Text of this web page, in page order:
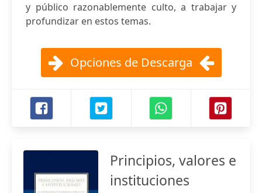
y público razonablemente culto, a trabajar y
profundizar en estos temas.
Opciones de Descarga
Principios, valores e
instituciones